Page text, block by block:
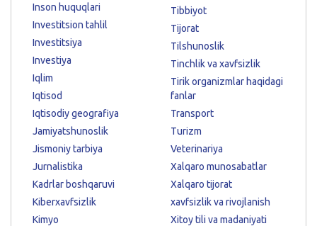
Inson huquqlari
Investitsion tahlil
Investitsiya
Investiya
Iqlim
Iqtisod
Iqtisodiy geografiya
Jamiyatshunoslik
Jismoniy tarbiya
Jurnalistika
Kadrlar boshqaruvi
Kiberxavfsizlik
Kimyo
Tibbiyot
Tijorat
Tilshunoslik
Tinchlik va xavfsizlik
Tirik organizmlar haqidagi
fanlar
Transport
Turizm
Veterinariya
Xalqaro munosabatlar
Xalqaro tijorat
xavfsizlik va rivojlanish
Xitoy tili va madaniyati